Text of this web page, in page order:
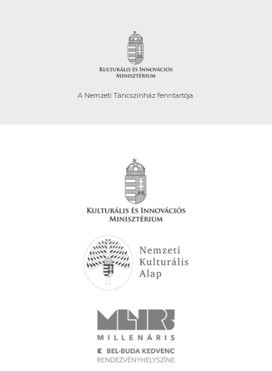
A Nemzeti Táncszínház fenntartója.